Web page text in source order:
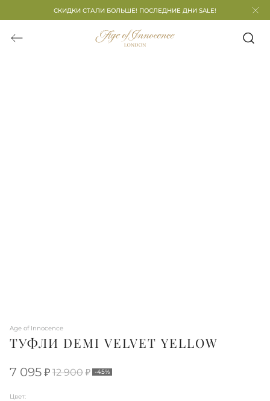
СКИДКИ СТАЛИ БОЛЬШЕ! ПОСЛЕДНИЕ ДНИ SALE!
Age of Innocence
ТУФЛИ DEMI VELVET YELLOW
7 095 12 900 -45%
Цвет: